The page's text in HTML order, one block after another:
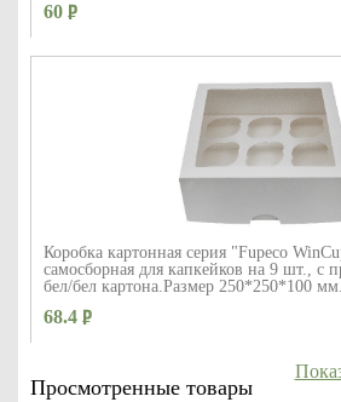
60
Коробка картонная серия "Fupeco
самосборная для капкейков на 9 шт., с
бел/бел картона.Размер 250*250*100 мм.
68.4
Просмотренные товары